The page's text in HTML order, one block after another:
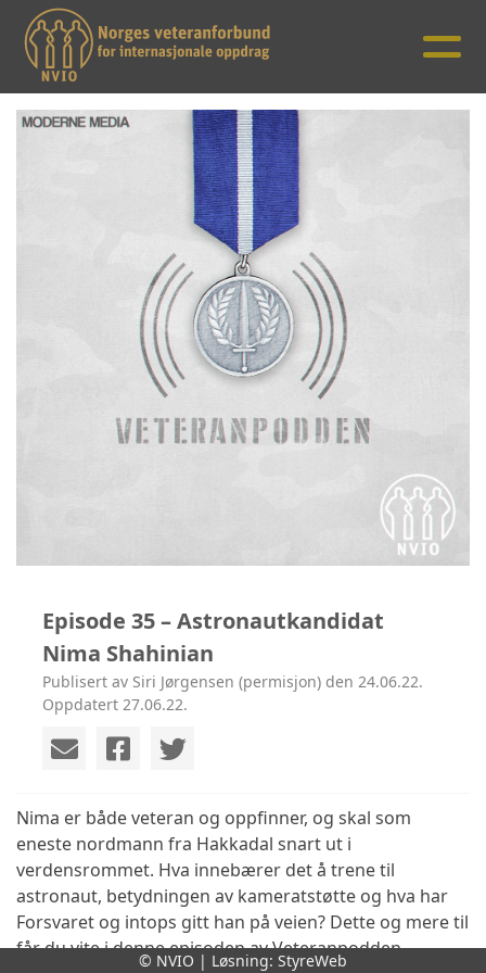
Episode 35 – Astronautkandidat
Nima Shahinian
Publisert av Siri Jørgensen (permisjon) den 24.06.22.
Oppdatert 27.06.22.
Nima er både veteran og oppfinner, og skal som
eneste nordmann fra Hakkadal snart ut i
verdensrommet. Hva innebærer det å trene til
astronaut, betydningen av kameratstøtte og hva har
Forsvaret og intops gitt han på veien? Dette og mere til
får du vite i denne episoden av Veteranpodden.
© NVIO | Løsning: StyreWeb